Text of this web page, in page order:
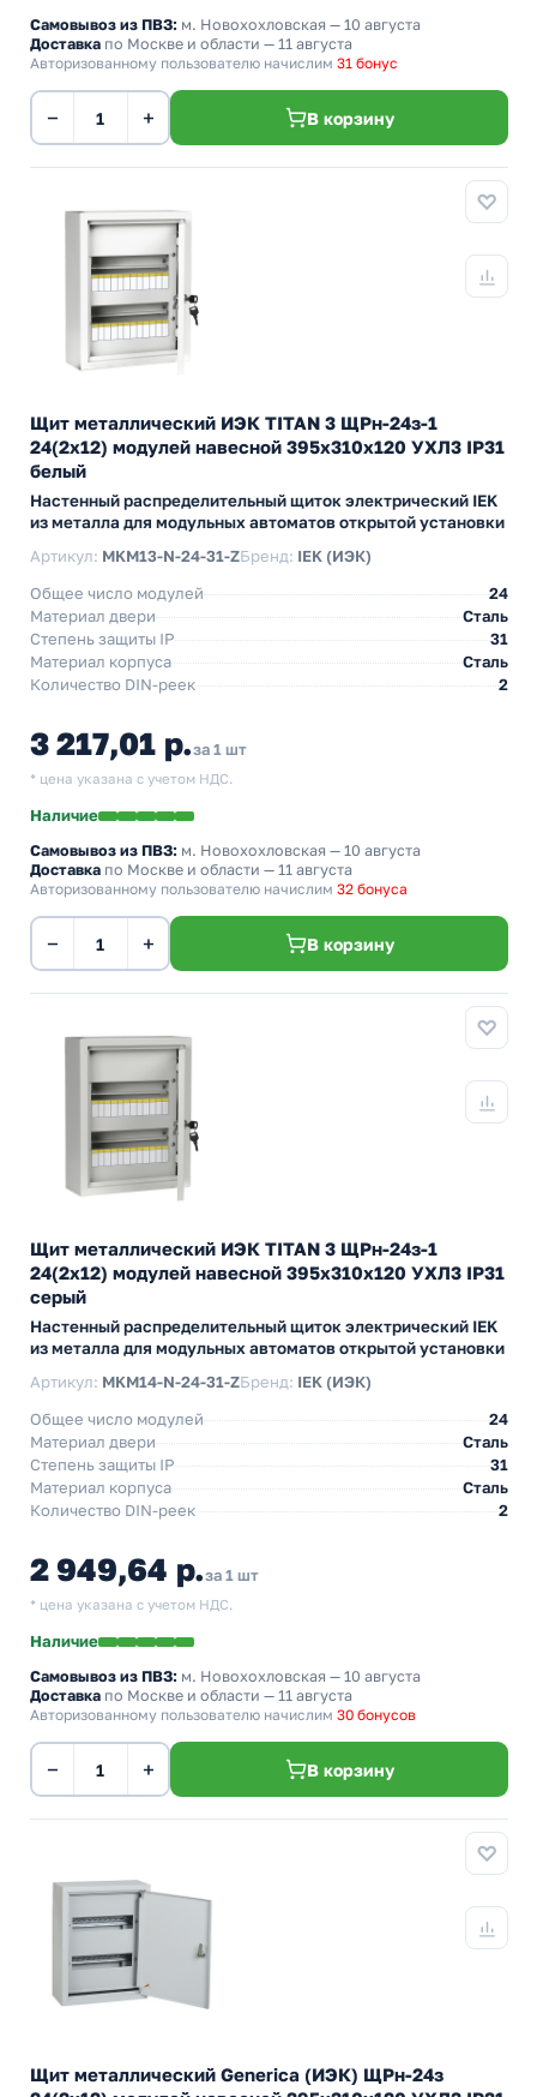
Самовывоз из ПВЗ: м. Новохохловская — 10 августа
Доставка по Москве и области — 11 августа
Авторизованному пользователю начислим 31 бонус
− + В корзину
Щит металлический ИЭК TITAN 3 ЩРн-24з-1
24(2х12) модулей навесной 395х310х120 УХЛ3 IP31
белый
Настенный распределительный щиток электрический IEK
из металла для модульных автоматов открытой установки
Артикул: MKM13-N-24-31-ZБренд: IEK (ИЭК)
Общее число модулей
24
Материал двери
Сталь
Степень защиты IP
31
Материал корпуса
Сталь
Количество DIN-реек
2
3 217,01 р.за 1 шт
* цена указана с учетом НДС.
Наличие
Самовывоз из ПВЗ: м. Новохохловская — 10 августа
Доставка по Москве и области — 11 августа
Авторизованному пользователю начислим 32 бонуса
− + В корзину
Щит металлический ИЭК TITAN 3 ЩРн-24з-1
24(2х12) модулей навесной 395х310х120 УХЛ3 IP31
серый
Настенный распределительный щиток электрический IEK
из металла для модульных автоматов открытой установки
Артикул: MKM14-N-24-31-ZБренд: IEK (ИЭК)
Общее число модулей
24
Материал двери
Сталь
Степень защиты IP
31
Материал корпуса
Сталь
Количество DIN-реек
2
2 949,64 р.за 1 шт
* цена указана с учетом НДС.
Наличие
Самовывоз из ПВЗ: м. Новохохловская — 10 августа
Доставка по Москве и области — 11 августа
Авторизованному пользователю начислим 30 бонусов
− + В корзину
Щит металлический Generica (ИЭК) ЩРн-24з